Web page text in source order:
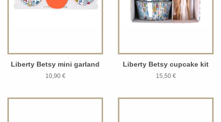
Liberty Betsy mini garland
10,90 €
Liberty Betsy cupcake kit
15,50 €